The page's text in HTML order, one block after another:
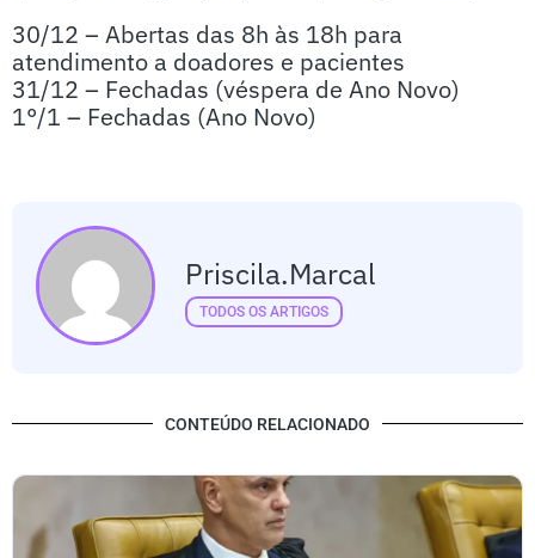
30/12 – Abertas das 8h às 18h para
atendimento a doadores e pacientes
31/12 – Fechadas (véspera de Ano Novo)
1°/1 – Fechadas (Ano Novo)
Priscila.marcal
TODOS OS ARTIGOS
CONTEÚDO RELACIONADO